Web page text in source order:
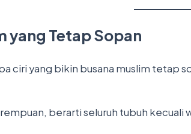
yang Tetap Sopan
ciri yang bikin busana muslim tetap
berarti seluruh tubuh